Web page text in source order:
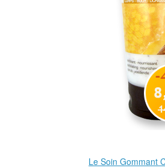
Le Soin Gommant